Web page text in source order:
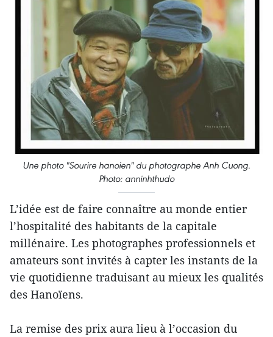
​Une photo "Sourire hanoien" du photographe Anh Cuong.
Photo: anninhthudo
L’idée est de faire connaître au monde entier
l’hospitalité des habitants de la capitale
millénaire. Les photographes professionnels et
amateurs sont invités à capter les instants de la
vie quotidienne traduisant au mieux les qualités
des Hanoïens.
La remise des prix aura lieu à l’occasion du